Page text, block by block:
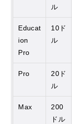
ル
Educat
ion
Pro
10ド
ル
Pro
20ド
ル
Max
200
ドル